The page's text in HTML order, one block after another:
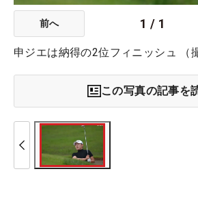
前へ 1 / 1
申ジエは納得の2位フィニッシュ （
この写真の記事を